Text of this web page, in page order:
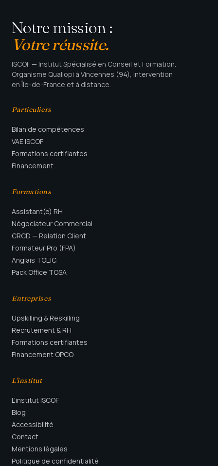
Notre mission :
Votre réussite.
ISCOF — Institut Spécialisé en Conseil et Formation.
Organisme Qualiopi à Vincennes (94), intervention
en Île-de-France et à distance.
Particuliers
Bilan de compétences
VAE ISCOF
Formations certifiantes
Financement
Formations
Assistant(e) RH
Négociateur Commercial
CRCD — Relation Client
Formateur Pro (FPA)
Anglais TOEIC
Pack Office TOSA
Entreprises
Upskilling & Reskilling
Recrutement & RH
Formations certifiantes
Financement OPCO
L'institut
L'institut ISCOF
Blog
Accessibilité
Contact
Mentions légales
Politique de confidentialité